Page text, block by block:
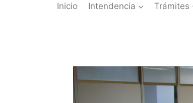
Inicio Intendencia Trámites